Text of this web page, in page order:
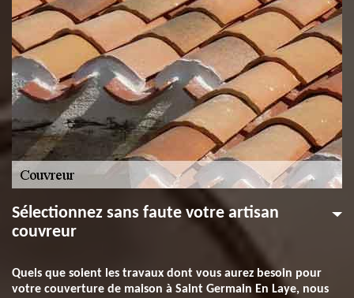
Sélectionnez sans faute votre artisan
couvreur
Quels que soient les travaux dont vous aurez besoin pour
votre couverture de maison à Saint Germain En Laye, nous